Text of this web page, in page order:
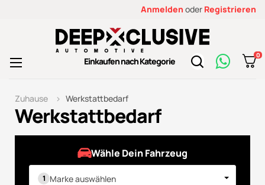
Anmelden oder Registrieren
Einkaufen nach Kategorie
0
Toggle
☰
Werkstattbedarf
Zuhause Werkstattbedarf
Wähle Dein Fahrzeug
Marke auswählen